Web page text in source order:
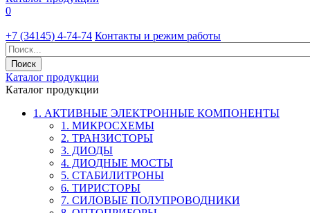
0
+7 (34145) 4-74-74 Контакты и режим работы
Каталог продукции
Каталог продукции
1. АКТИВНЫЕ ЭЛЕКТРОННЫЕ КОМПОНЕНТЫ
1. МИКРОСХЕМЫ
2. ТРАНЗИСТОРЫ
3. ДИОДЫ
4. ДИОДНЫЕ МОСТЫ
5. СТАБИЛИТРОНЫ
6. ТИРИСТОРЫ
7. СИЛОВЫЕ ПОЛУПРОВОДНИКИ